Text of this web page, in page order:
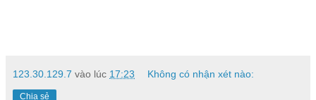
123.30.129.7 vào lúc 17:23 Không có nhận xét nào:
Chia sẻ